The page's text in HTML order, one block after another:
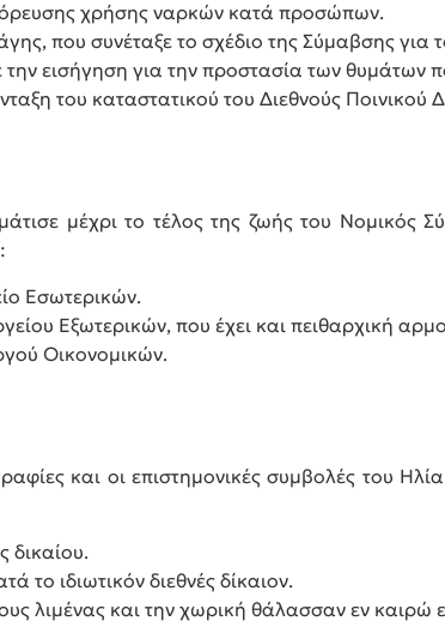
χρήσης ναρκών κατά προσώπων.
που συνέταξε το σχέδιο της Σύμαβσης για
εισήγηση για την προστασία των θυμάτων
του καταστατικού του Διεθνούς Ποινικού
μέχρι το τέλος της ζωής του Νομικός
Εσωτερικών.
Εξωτερικών, που έχει και πειθαρχική
Οικονομικών.
και οι επιστημονικές συμβολές του
δικαίου.
το ιδιωτικόν διεθνές δίκαιον.
λιμένας και την χωρική θάλασσαν εν καιρώ